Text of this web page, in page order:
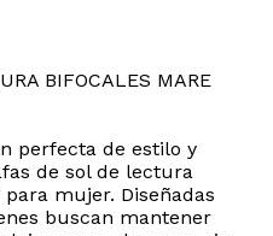
BIFOCALES MARE
perfecta de estilo y
de sol de lectura
para mujer. Diseñadas
buscan mantener